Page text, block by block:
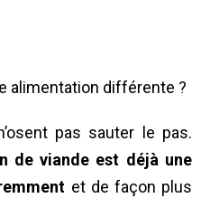
alimentation différente ?
pas sauter le pas.
de viande est déjà une
et de façon plus